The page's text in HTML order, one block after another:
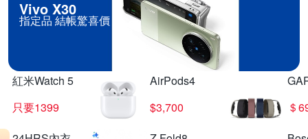
Vivo X30
指定品 結帳驚喜價
紅米Watch 5
只要1399
AirPods4
$3,700
＄